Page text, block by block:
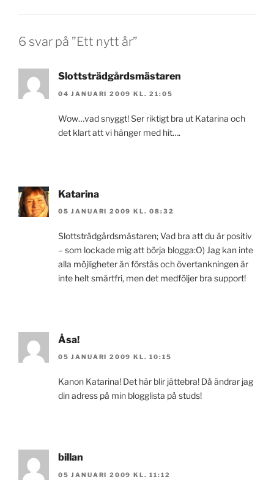
6 svar på ”Ett nytt år”
Slottsträdgårdsmästaren
04 JANUARI 2009 KL. 21:05
Wow…vad snyggt! Ser riktigt bra ut Katarina och
det klart att vi hänger med hit….
Katarina
05 JANUARI 2009 KL. 08:32
Slottsträdgårdsmästaren; Vad bra att du är positiv
– som lockade mig att börja blogga:O) Jag kan inte
alla möjligheter än förstås och övertankningen är
inte helt smärtfri, men det medföljer bra support!
Åsa!
05 JANUARI 2009 KL. 10:15
Kanon Katarina! Det här blir jättebra! Då ändrar jag
din adress på min blogglista på studs!
billan
05 JANUARI 2009 KL. 11:12